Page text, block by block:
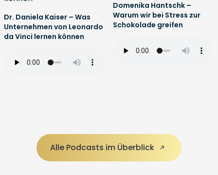
Dr. Daniela Kaiser – Was
Unternehmen von Leonardo
da Vinci lernen können
Domenika Hantschk –
Warum wir bei Stress zur
Schokolade greifen
Alle Podcasts im Überblick